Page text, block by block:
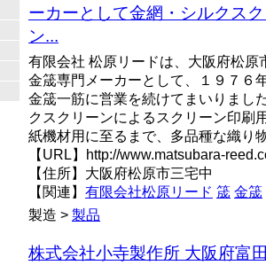
ーカーとして金網・シルクス
ン...
有限会社 松原リードは、大阪府松原
金筬専門メーカーとして、１９７６
金筬一筋に営業を続けてまいりまし
クスクリーンによるスクリーン印刷
紙機材用に至るまで、多品種な織り
【URL】http://www.matsubara-
【住所】大阪府松原市三宅中
【関連】 有限会社松原リード 筬 金筬
製造 > 製品
株式会社小寺製作所 大阪府富